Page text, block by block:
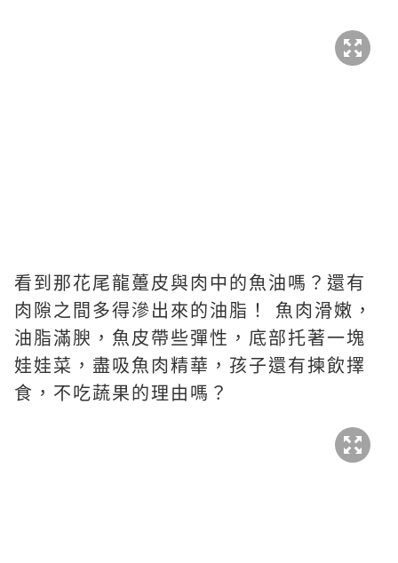
看到那花尾龍躉皮與肉中的魚油嗎？還有
肉隙之間多得滲出來的油脂！ 魚肉滑嫩，
油脂滿腴，魚皮帶些彈性，底部托著一塊
娃娃菜，盡吸魚肉精華，孩子還有揀飲擇
食，不吃蔬果的理由嗎？